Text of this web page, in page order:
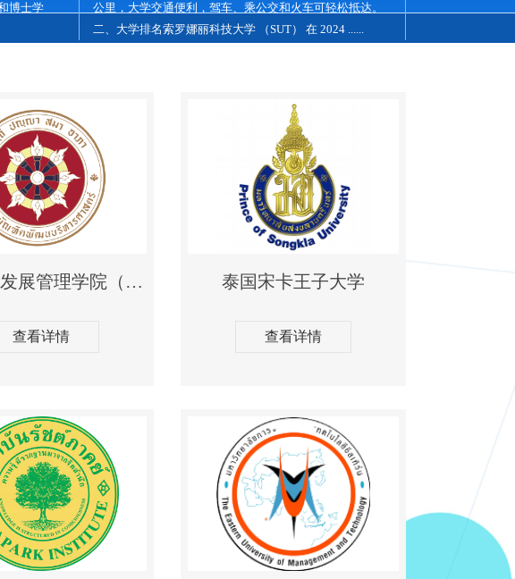
博士学
公里，大学交通便利，驾车、乘公交和火车可轻松抵达。
二、大学排名索罗娜丽科技大学 （SUT） 在 2024 ......
泰国国立发展管理学院（NIDA学院）
查看详情
泰国宋卡王子大学
查看详情